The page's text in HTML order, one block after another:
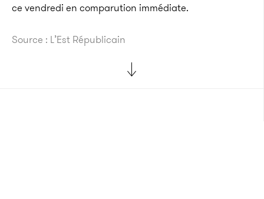
ce vendredi en comparution immédiate.
Source : L’Est Républicain